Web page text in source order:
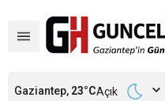
Gaziantep, 23°CAçık